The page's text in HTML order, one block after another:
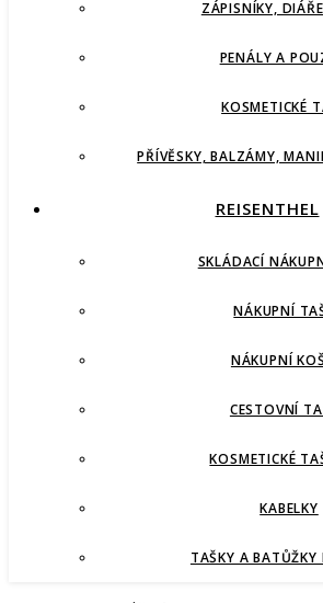
ZÁPISNÍKY,
PENÁLY A
KOSMETICKÉ
PŘÍVĚSKY, BALZÁMY,
REISENTHEL
SKLÁDACÍ
NÁKUPNÍ
NÁKUPNÍ
CESTOVNÍ
KOSMETICKÉ
KABELKY
TAŠKY A BATŮŽKY